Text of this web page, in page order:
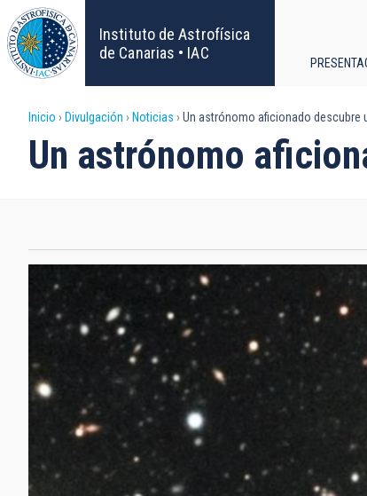
Pasar
al
contenido
principal
Instituto de Astrofísica
de Canarias • IAC
Sobrescribir
enlaces
ayuda
la
navegación
Inicio Divulgación Noticias Un astrónomo aficionado descubre
Un astrónomo